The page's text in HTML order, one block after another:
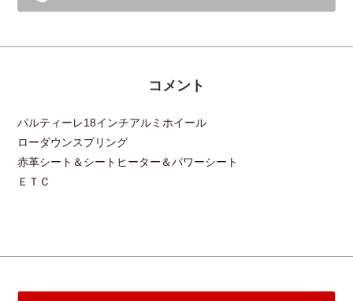
コメント
パルティーレ18インチアルミホイール
ローダウンスプリング
赤革シート＆シートヒーター＆パワーシート
ＥＴＣ